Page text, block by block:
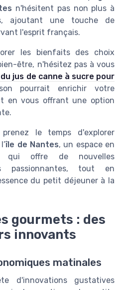
n'hésitent pas non plus à
ajoutant une touche de
l'esprit français.
les bienfaits des choix
être, n'hésitez pas à vous
jus de canne à sucre pour
pourrait enrichir votre
en vous offrant une option
le temps d'explorer
île de Nantes, un espace en
qui offre de nouvelles
passionnantes, tout en
du petit déjeuner à la
gourmets : des
innovants
matinales
d'innovations gustatives